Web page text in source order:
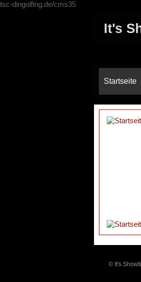
tsc-dingolfing.de/cms35
It's
Startseite
© It's